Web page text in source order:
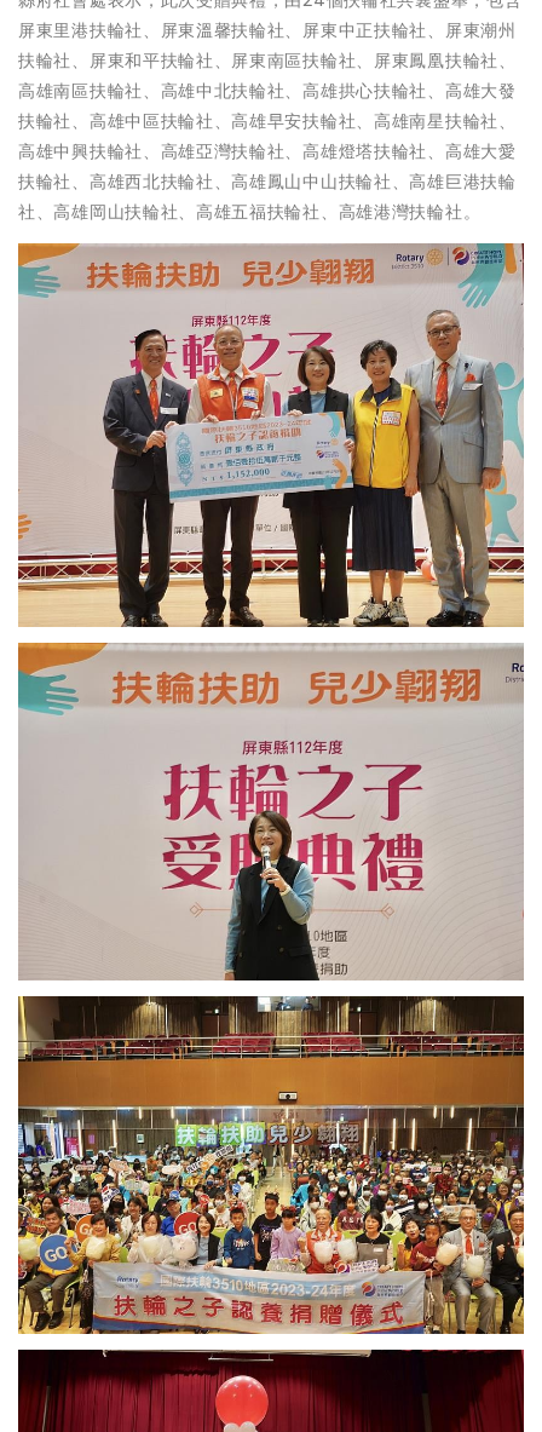
屏東里港扶輪社、屏東溫馨扶輪社、屏東中正扶輪社、屏東潮州
扶輪社、屏東和平扶輪社、屏東南區扶輪社、屏東鳳凰扶輪社、
高雄南區扶輪社、高雄中北扶輪社、高雄拱心扶輪社、高雄大發
扶輪社、高雄中區扶輪社、高雄早安扶輪社、高雄南星扶輪社、
高雄中興扶輪社、高雄亞灣扶輪社、高雄燈塔扶輪社、高雄大愛
扶輪社、高雄西北扶輪社、高雄鳳山中山扶輪社、高雄巨港扶輪
社、高雄岡山扶輪社、高雄五福扶輪社、高雄港灣扶輪社。